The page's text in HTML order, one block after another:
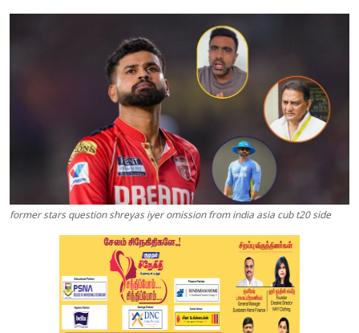
Weather
former stars question shreyas iyer omission from india asia cub t20 side